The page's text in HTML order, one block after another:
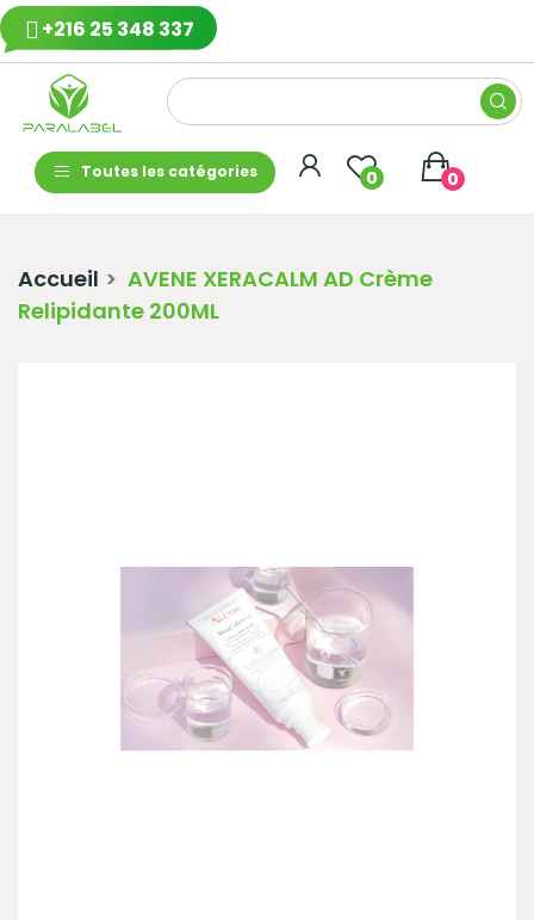
+216 25 348 337
Toutes les catégories 0 0
Accueil
AVENE XERACALM AD Crème
Relipidante 200ML